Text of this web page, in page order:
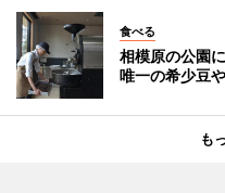
食べる
相模原の公園
唯一の希少豆
も